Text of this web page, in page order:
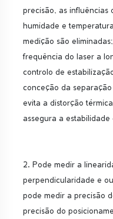
precisão, as influências
humidade e
medição são
frequência do laser a
controlo de
conceção da
evita a distorção
assegura a
2. Pode medir a
perpendicularidade e
pode medir a precisão
precisão do